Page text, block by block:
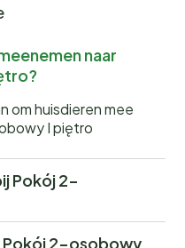
naar
om huisdieren mee
I piętro
Pokój 2-
Pokój 2-osobowy